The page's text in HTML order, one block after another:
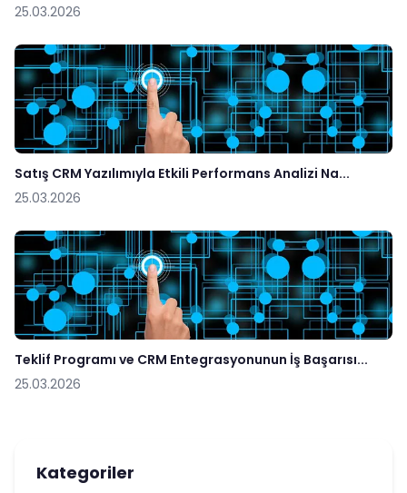
25.03.2026
Satış CRM Yazılımıyla Etkili Performans Analizi Na...
25.03.2026
Teklif Programı ve CRM Entegrasyonunun İş Başarısı...
25.03.2026
Kategoriler